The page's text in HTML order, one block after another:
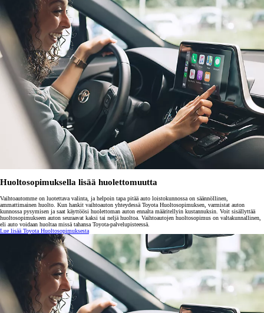
Huoltosopimuksella lisää huolettomuutta
Vaihtoautomme on luotettava valinta, ja helpoin tapa pitää auto loistokunnossa on säännöllinen,
ammattimainen huolto. Kun hankit vaihtoauton yhteydessä Toyota Huoltosopimuksen, varmistat auton
kunnossa pysymisen ja saat käyttöösi huolettoman auton ennalta määritellyin kustannuksin. Voit sisällyttää
huoltosopimukseen auton seuraavat kaksi tai neljä huoltoa. Vaihtoautojen huoltosopimus on valtakunnallinen,
eli auto voidaan huoltaa missä tahansa Toyota-palvelupisteessä.
Lue lisää Toyota Huoltosopimuksesta